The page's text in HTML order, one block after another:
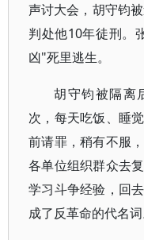
声讨大会，胡守钧
判处他10年徒刑。
凶"死里逃生。
胡守钧被隔离
次，每天吃饭、睡
前请罪，稍有不服
各单位组织群众去
学习斗争经验，回
成了反革命的代名词